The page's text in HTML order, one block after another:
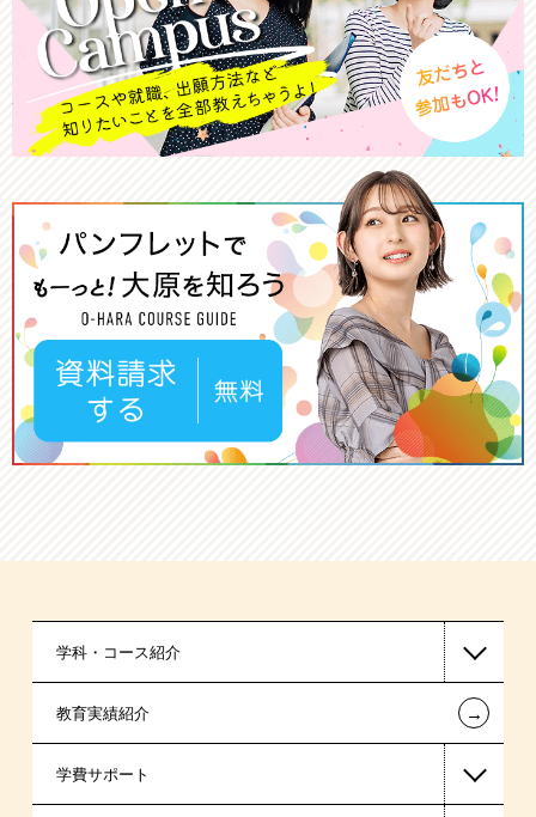
学科・コース紹介
救急救命士系
公認会計士・税理士系
教育実績紹介 ←
学費サポート